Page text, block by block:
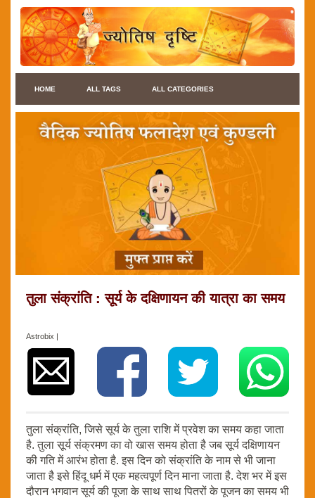
HOME ALL TAGS ALL CATEGORIES
तुला संक्रांति : सूर्य के दक्षिणायन की यात्रा का समय
Astrobix |
तुला संक्रांति, जिसे सूर्य के तुला राशि में प्रवेश का समय कहा जाता
है. तुला सूर्य संक्रमण का वो खास समय होता है जब सूर्य दक्षिणायन
की गति में आरंभ होता है. इस दिन को संक्रांति के नाम से भी जाना
जाता है इसे हिंदू धर्म में एक महत्वपूर्ण दिन माना जाता है. देश भर में इस
दौरान भगवान सूर्य की पूजा के साथ साथ पितरों के पूजन का समय भी